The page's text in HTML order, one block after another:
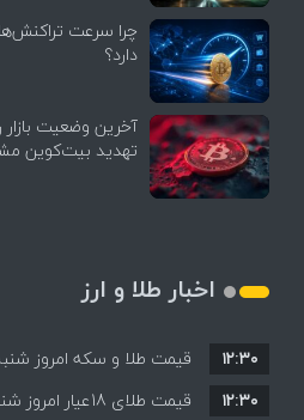
چرا سرعت
دارد؟
آخرین وضعیت بازار
تهدید بیت‌کوین
اخبار طلا و ارز
همه قیمت ها + جدول و
۱۲:۳۰
۱۲:۳۰